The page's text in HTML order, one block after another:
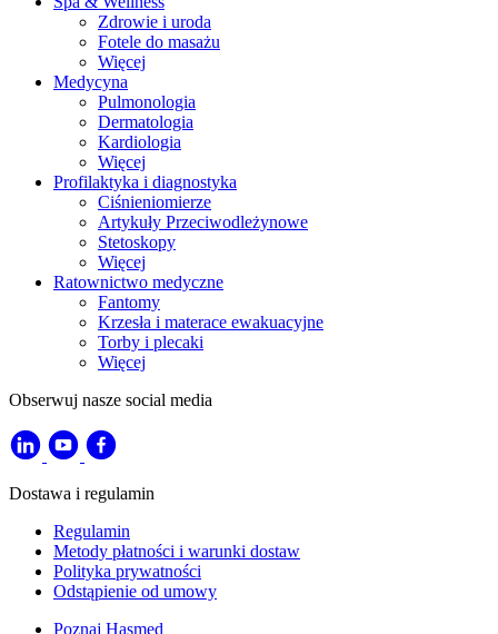
Zdrowie i uroda
Fotele do masażu
Więcej
Medycyna
Pulmonologia
Dermatologia
Kardiologia
Więcej
Profilaktyka i diagnostyka
Ciśnieniomierze
Artykuły Przeciwodleżynowe
Stetoskopy
Więcej
Ratownictwo medyczne
Fantomy
Krzesła i materace ewakuacyjne
Torby i plecaki
Więcej
Obserwuj nasze social media
Dostawa i regulamin
Regulamin
Metody płatności i warunki dostaw
Polityka prywatności
Odstąpienie od umowy
Poznaj Hasmed